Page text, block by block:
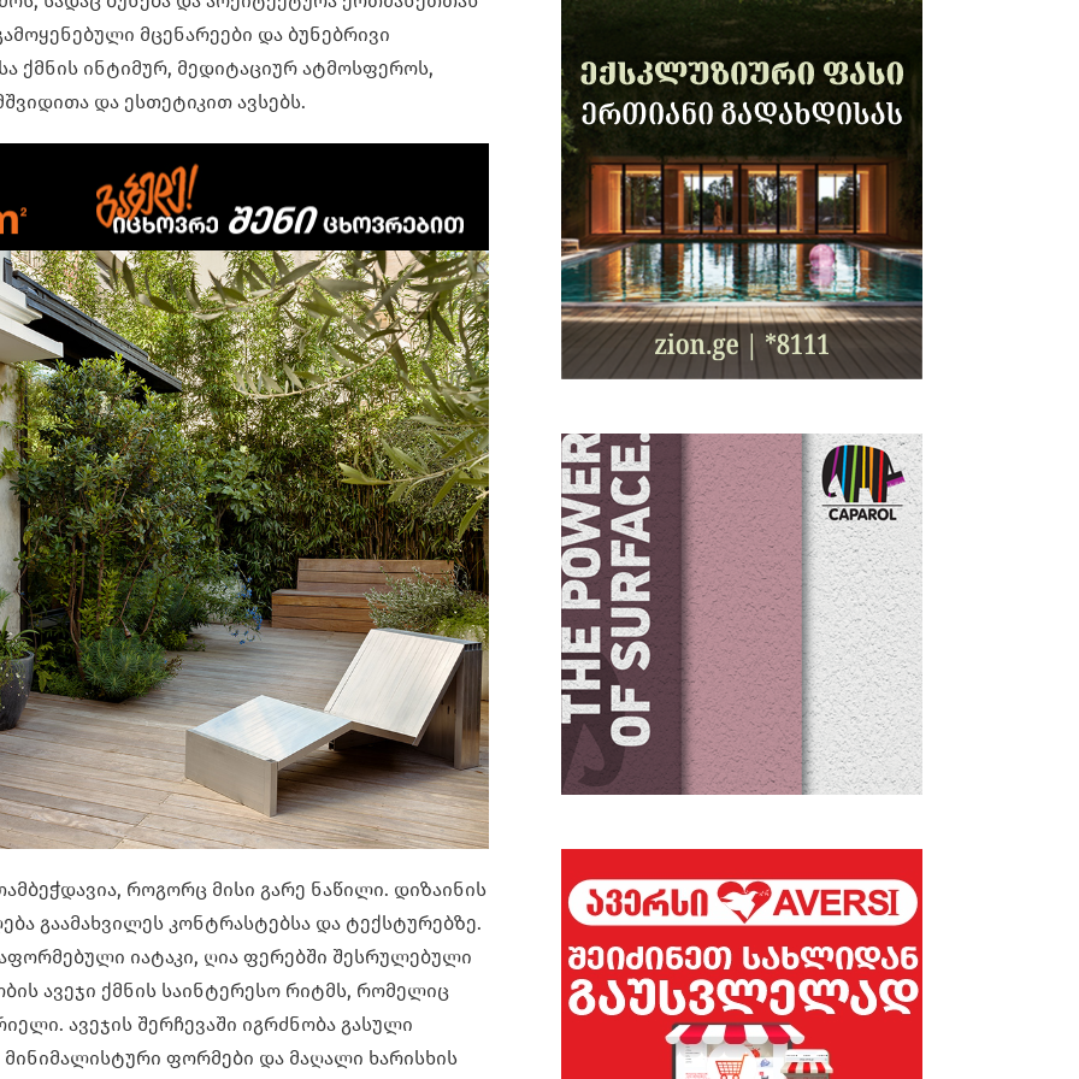
მცენარეები და ბუნებრივი
ქმნის ინტიმურ, მედიტაციურ ატმოსფეროს,
და ესთეტიკით ავსებს.
როგორც მისი გარე ნაწილი. დიზაინის
გაამახვილეს კონტრასტებსა და ტექსტურებზე.
იატაკი, ღია ფერებში შესრულებული
ავეჯი ქმნის საინტერესო რიტმს, რომელიც
ავეჯის შერჩევაში იგრძნობა გასული
მინიმალისტური ფორმები და მაღალი ხარისხის